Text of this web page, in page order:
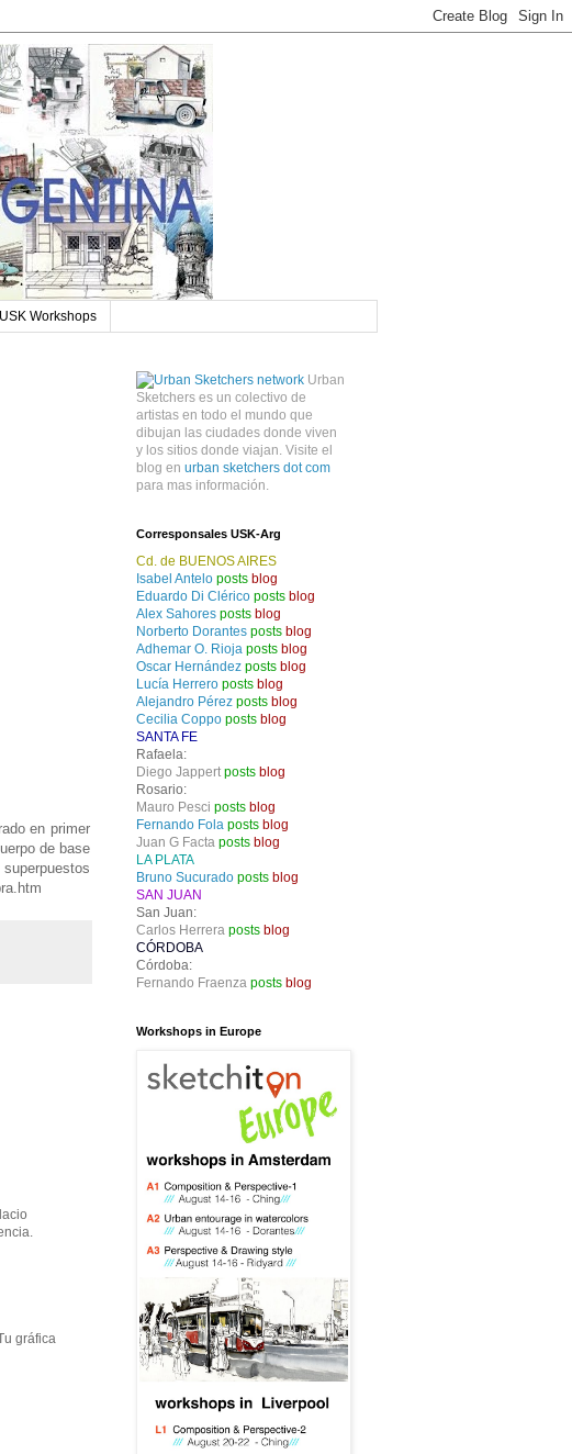
USK Workshops
en primer
de base
gráfica
Urban
Sketchers es un colectivo de
artistas en todo el mundo que
dibujan las ciudades donde viven
y los sitios donde viajan. Visite el
blog en urban sketchers dot com
para mas información.
Corresponsales USK-Arg
Cd. de BUENOS AIRES
Isabel Antelo posts blog
Eduardo Di Clérico posts blog
Alex Sahores posts blog
Norberto Dorantes posts blog
Adhemar O. Rioja posts blog
Oscar Hernández posts blog
Lucía Herrero posts blog
Alejandro Pérez posts blog
Cecilia Coppo posts blog
SANTA FE
Rafaela:
Diego Jappert posts blog
Rosario:
Mauro Pesci posts blog
Fernando Fola posts blog
Juan G Facta posts blog
LA PLATA
Bruno Sucurado posts blog
SAN JUAN
San Juan:
Carlos Herrera posts blog
CÓRDOBA
Córdoba:
Fernando Fraenza posts blog
Workshops in Europe